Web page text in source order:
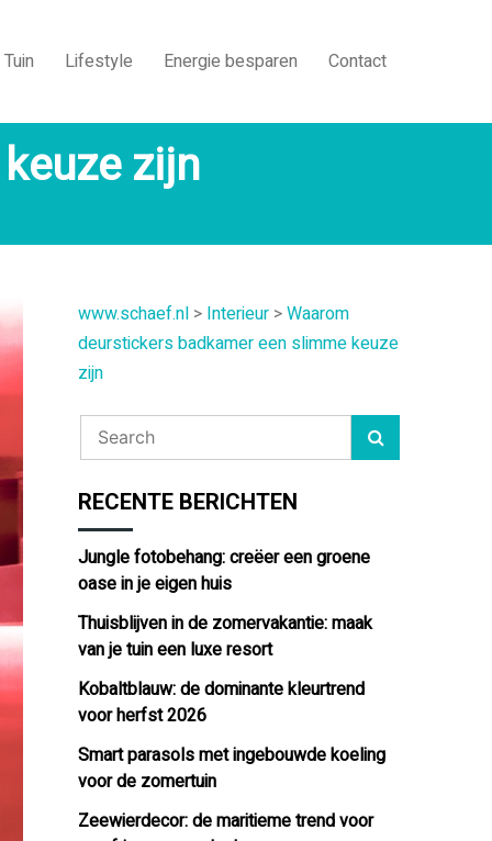
Tuin Lifestyle Energie besparen Contact
zijn
www.schaef.nl > Interieur >Waarom
deurstickers badkamer een slimme keuze
zijn
RECENTE BERICHTEN
Jungle fotobehang: creëer een groene
oase in je eigen huis
Thuisblijven in de zomervakantie: maak
van je tuin een luxe resort
Kobaltblauw: de dominante kleurtrend
voor herfst 2026
Smart parasols met ingebouwde koeling
voor de zomertuin
Zeewierdecor: de maritieme trend voor